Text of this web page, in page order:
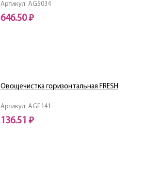
Артикул: AGS034
646.50 ₽
Артикул: AGF141
Овощечистка горизонтальная FRESH
136.51 ₽